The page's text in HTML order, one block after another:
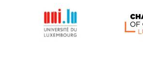
Lucas Papademos
Máire Geoghegan-Quinn